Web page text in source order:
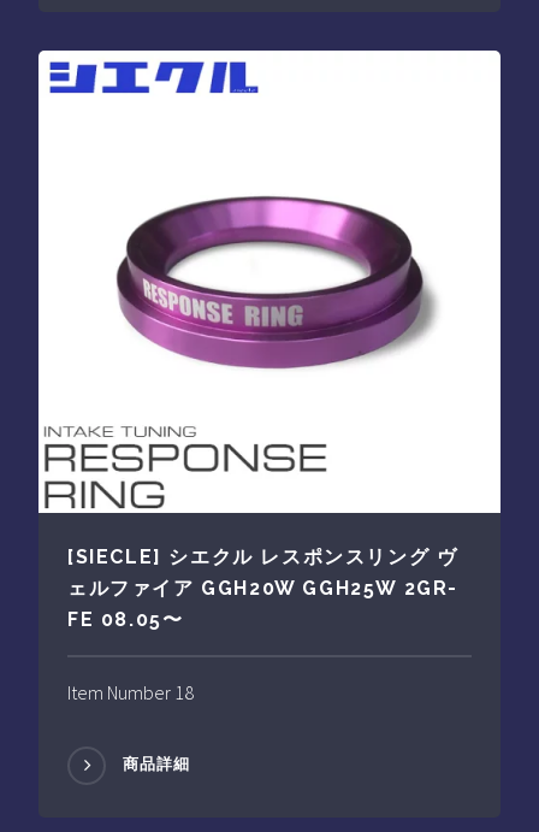
[SIECLE] シエクル レスポンスリング ヴ
ェルファイア GGH20W GGH25W 2GR-
FE 08.05〜
Item Number 18
商品詳細